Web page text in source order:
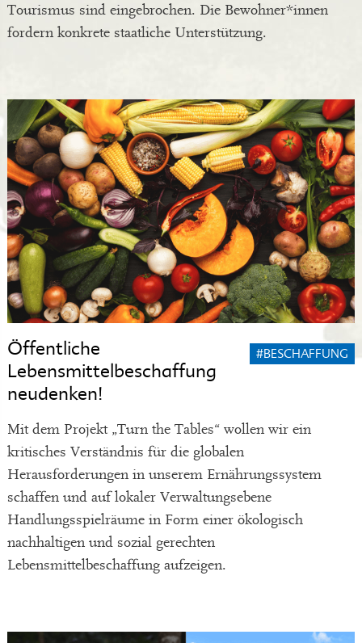
Tourismus sind eingebrochen. Die Bewohner*innen
fordern konkrete staatliche Unterstützung.
Öffentliche
Lebensmittelbeschaffung
neudenken!
#BESCHAFFUNG
Mit dem Projekt „Turn the Tables“ wollen wir ein
kritisches Verständnis für die globalen
Herausforderungen in unserem Ernährungssystem
schaffen und auf lokaler Verwaltungsebene
Handlungsspielräume in Form einer ökologisch
nachhaltigen und sozial gerechten
Lebensmittelbeschaffung aufzeigen.